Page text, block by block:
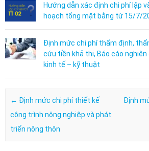
Hướng dẫn xác định chi phí lập
hoạch tổng mặt bằng từ 15/7/
Định mức chi phí thẩm định,
cứu tiền khả thi, Báo cáo
kinh tế – kỹ thuật
Post navigation
← Định mức chi phí thiết kế
công trình nông nghiệp và phát
triển nông thôn
Định